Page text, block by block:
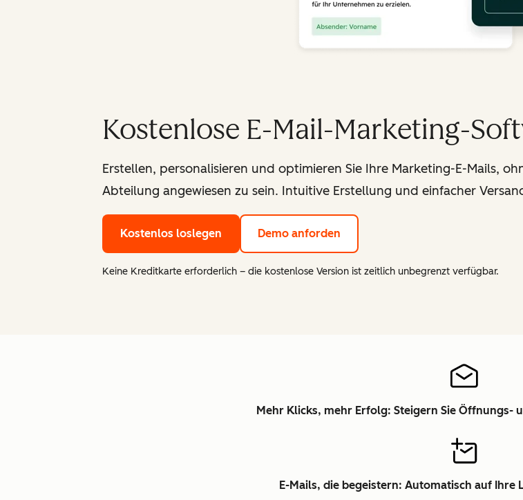
Kostenlose E-Mail-Marketing-
Erstellen, personalisieren und optimieren Sie Ihre Marketing-E-Mails,
Abteilung angewiesen zu sein. Intuitive Erstellung und einfacher
Kostenlos loslegen Demo anforden
Keine Kreditkarte erforderlich – die kostenlose Version ist zeitlich unbegrenzt verfügbar.
Mehr Klicks, mehr Erfolg: Steigern Sie Öffnungs-
E-Mails, die begeistern: Automatisch auf Ihre